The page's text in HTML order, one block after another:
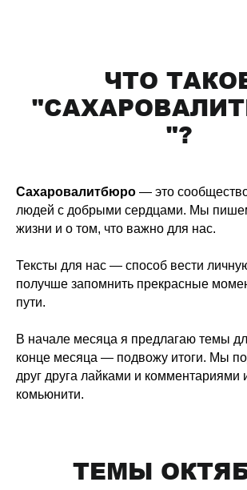
ЧТО
"?
Сахаровалитбюро — это
людей с добрыми сердцами. Мы
жизни и о том, что важно для нас.
Тексты для нас — способ вести
получше запомнить прекрасные
пути.
В начале месяца я предлагаю темы
конце месяца — подвожу итоги. Мы
друг друга лайками и
комьюнити.
ТЕМЫ